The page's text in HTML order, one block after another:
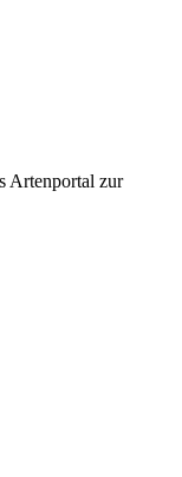
Artenportal zur